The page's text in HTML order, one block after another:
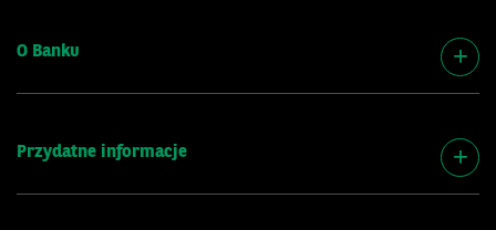
O Banku
Przydatne informacje